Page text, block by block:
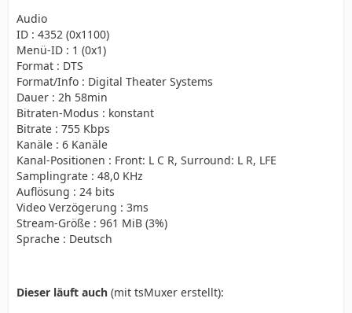
Audio
ID : 4352 (0x1100)
Menü-ID : 1 (0x1)
Format : DTS
Format/Info : Digital Theater Systems
Dauer : 2h 58min
Bitraten-Modus : konstant
Bitrate : 755 Kbps
Kanäle : 6 Kanäle
Kanal-Positionen : Front: L C R, Surround: L R, LFE
Samplingrate : 48,0 KHz
Auflösung : 24 bits
Video Verzögerung : 3ms
Stream-Größe : 961 MiB (3%)
Sprache : Deutsch
Dieser läuft auch (mit tsMuxer erstellt):